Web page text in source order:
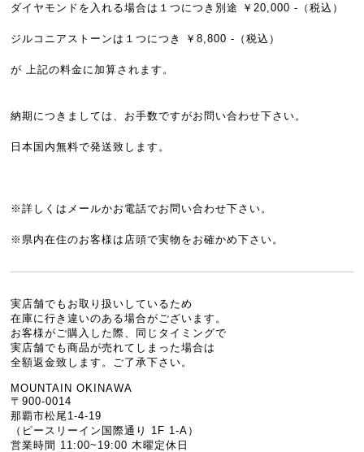
ダイヤモンドを入れる場合は１つにつき別途 ￥20,000 -（税込）
ジルコニアストーンは１つにつき ￥8,800 -（税込）
が 上記の料金に加算されます。
納期につきましては、お手数ですがお問い合わせ下さい。
日本国内無料で発送致します。
※詳しくはメールかお電話でお問い合わせ下さい。
※県内在住のお客様は店頭で実物をお確かめ下さい。
実店舗でもお取り扱いしているため
在庫に行き違いのある場合がございます。
お客様がご購入した際、同じタイミングで
実店舗でも商品が売れてしまった場合は
全額返金致します。ご了承下さい。
MOUNTAIN OKINAWA
〒900-0014
那覇市松尾1-4-19
（ピースリーイン国際通り 1F 1-A）
営業時間 11:00~19:00 木曜定休日